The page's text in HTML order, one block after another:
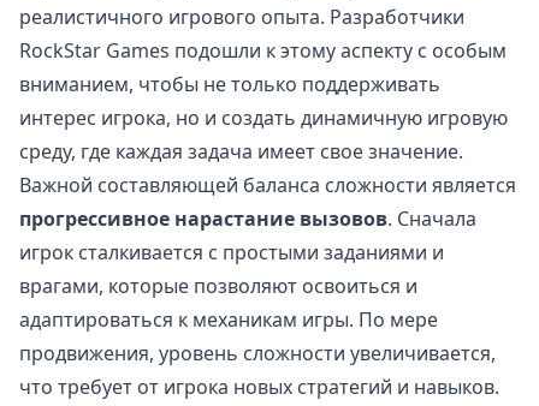
реалистичного игрового опыта. Разработчики
RockStar Games подошли к этому аспекту с особым
вниманием, чтобы не только поддерживать
интерес игрока, но и создать динамичную игровую
среду, где каждая задача имеет свое значение.
Важной составляющей баланса сложности является
прогрессивное нарастание вызовов. Сначала
игрок сталкивается с простыми заданиями и
врагами, которые позволяют освоиться и
адаптироваться к механикам игры. По мере
продвижения, уровень сложности увеличивается,
что требует от игрока новых стратегий и навыков.